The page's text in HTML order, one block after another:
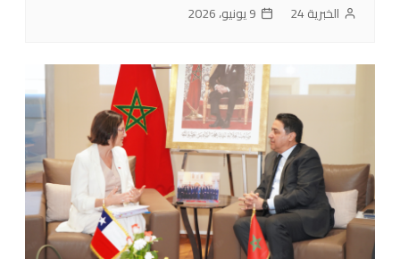
الخبرية 24 9 يونيو، 2026